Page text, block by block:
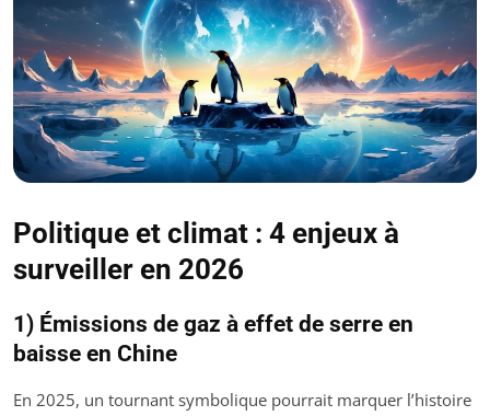
Politique et climat : 4 enjeux à
surveiller en 2026
1) Émissions de gaz à effet de serre en
baisse en Chine
En 2025, un tournant symbolique pourrait marquer l’histoire